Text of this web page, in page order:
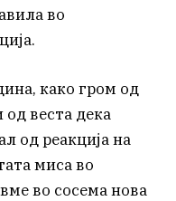
во
како гром од
веста дека
од реакција на
миса во
во сосема нова